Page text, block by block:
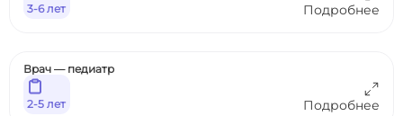
Подробнее
3-6 лет
Врач — педиатр
Подробнее
2-5 лет